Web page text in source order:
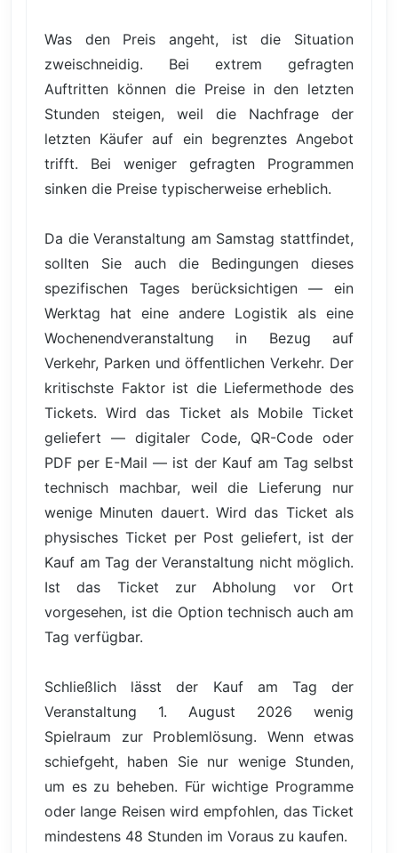
Was den Preis angeht, ist die Situation
zweischneidig. Bei extrem gefragten
Auftritten können die Preise in den letzten
Stunden steigen, weil die Nachfrage der
letzten Käufer auf ein begrenztes Angebot
trifft. Bei weniger gefragten Programmen
sinken die Preise typischerweise erheblich.
Da die Veranstaltung am Samstag stattfindet,
sollten Sie auch die Bedingungen dieses
spezifischen Tages berücksichtigen — ein
Werktag hat eine andere Logistik als eine
Wochenendveranstaltung in Bezug auf
Verkehr, Parken und öffentlichen Verkehr. Der
kritischste Faktor ist die Liefermethode des
Tickets. Wird das Ticket als Mobile Ticket
geliefert — digitaler Code, QR-Code oder
PDF per E-Mail — ist der Kauf am Tag selbst
technisch machbar, weil die Lieferung nur
wenige Minuten dauert. Wird das Ticket als
physisches Ticket per Post geliefert, ist der
Kauf am Tag der Veranstaltung nicht möglich.
Ist das Ticket zur Abholung vor Ort
vorgesehen, ist die Option technisch auch am
Tag verfügbar.
Schließlich lässt der Kauf am Tag der
Veranstaltung 1. August 2026 wenig
Spielraum zur Problemlösung. Wenn etwas
schiefgeht, haben Sie nur wenige Stunden,
um es zu beheben. Für wichtige Programme
oder lange Reisen wird empfohlen, das Ticket
mindestens 48 Stunden im Voraus zu kaufen.